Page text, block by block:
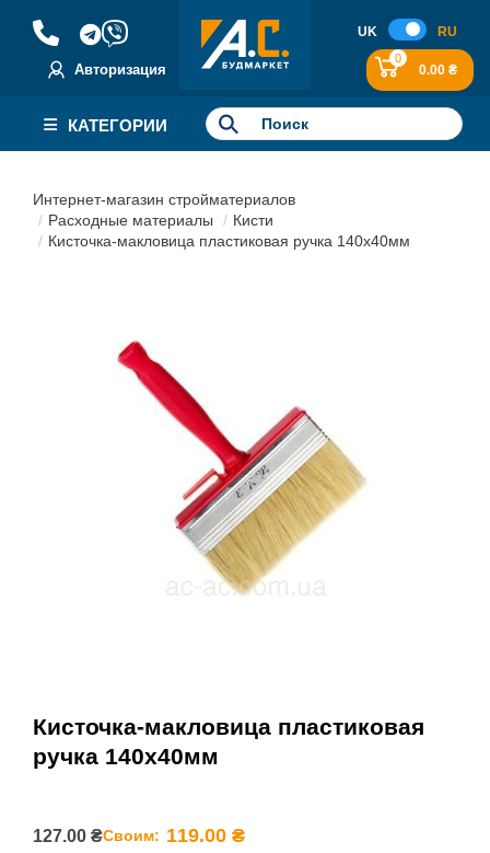
Авторизация
UK RU
0
0.00 ₴
КАТЕГОРИИ
Интернет-магазин стройматериалов
Расходные материалы
Кисти
Кисточка-макловица пластиковая ручка 140х40мм
Кисточка-макловица пластиковая
ручка 140х40мм
127.00 ₴Своим: 119.00 ₴